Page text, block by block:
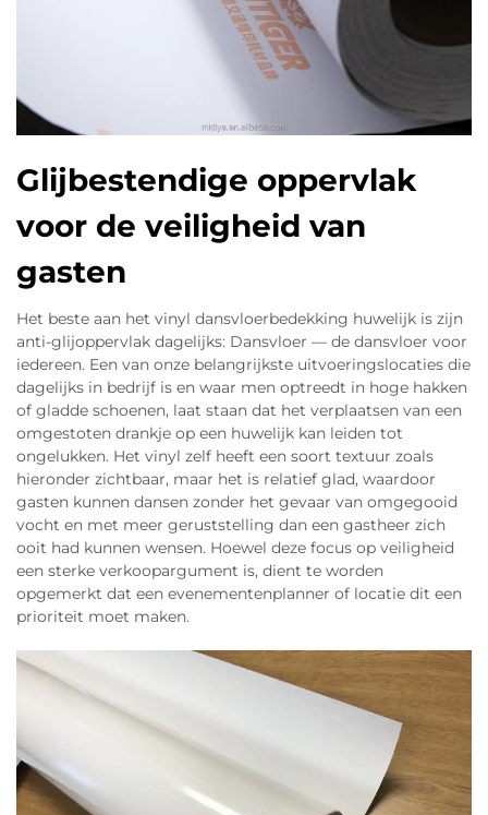
Glijbestendige oppervlak
voor de veiligheid van
gasten
Het beste aan het vinyl dansvloerbedekking huwelijk is zijn
anti-glijoppervlak dagelijks: Dansvloer — de dansvloer voor
iedereen. Een van onze belangrijkste uitvoeringslocaties die
dagelijks in bedrijf is en waar men optreedt in hoge hakken
of gladde schoenen, laat staan dat het verplaatsen van een
omgestoten drankje op een huwelijk kan leiden tot
ongelukken. Het vinyl zelf heeft een soort textuur zoals
hieronder zichtbaar, maar het is relatief glad, waardoor
gasten kunnen dansen zonder het gevaar van omgegooid
vocht en met meer geruststelling dan een gastheer zich
ooit had kunnen wensen. Hoewel deze focus op veiligheid
een sterke verkoopargument is, dient te worden
opgemerkt dat een evenementenplanner of locatie dit een
prioriteit moet maken.